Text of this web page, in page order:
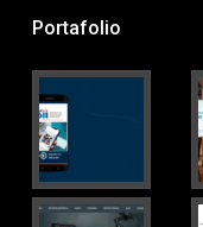
Portafolio